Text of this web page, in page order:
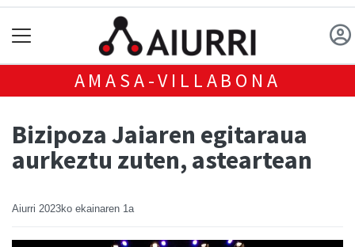
AMASA-VILLABONA
Bizipoza Jaiaren egitaraua
aurkeztu zuten, asteartean
Aiurri 2023ko ekainaren 1a